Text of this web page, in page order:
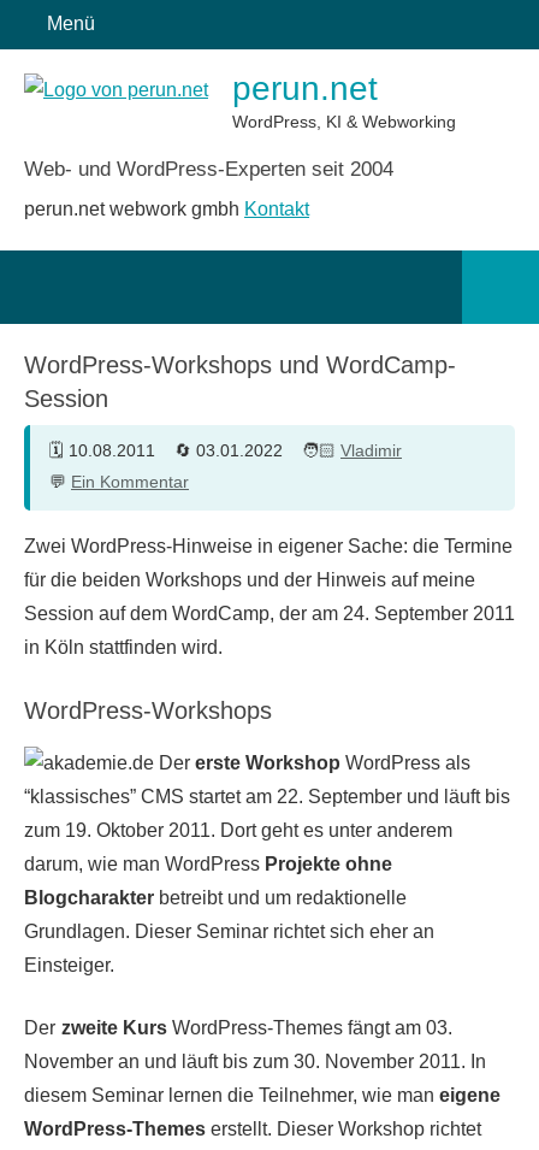
Inhalt
springen
Menü
perun.net
WordPress, KI & Webworking
Web- und WordPress-Experten seit 2004
perun.net webwork gmbh Kontakt
WordPress-Workshops und WordCamp-
Session
10.08.2011 03.01.2022
Vladimir
Ein Kommentar
Zwei WordPress-Hinweise in eigener Sache: die Termine
für die beiden Workshops und der Hinweis auf meine
Session auf dem WordCamp, der am 24. September 2011
in Köln stattfinden wird.
WordPress-Workshops
Der erste Workshop WordPress als
“klassisches” CMS startet am 22. September und läuft bis
zum 19. Oktober 2011. Dort geht es unter anderem
darum, wie man WordPress Projekte ohne
Blogcharakter betreibt und um redaktionelle
Grundlagen. Dieser Seminar richtet sich eher an
Einsteiger.
Der zweite Kurs WordPress-Themes fängt am 03.
November an und läuft bis zum 30. November 2011. In
diesem Seminar lernen die Teilnehmer, wie man eigene
WordPress-Themes erstellt. Dieser Workshop richtet